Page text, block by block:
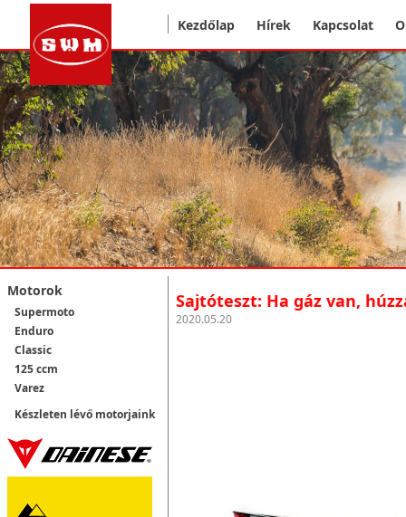
Kezdőlap Hírek Kapcsolat
Motorok
Supermoto
Enduro
Classic
125 ccm
Varez
Készleten lévő motorjaink
Sajtóteszt: Ha gáz van,
2020.05.20